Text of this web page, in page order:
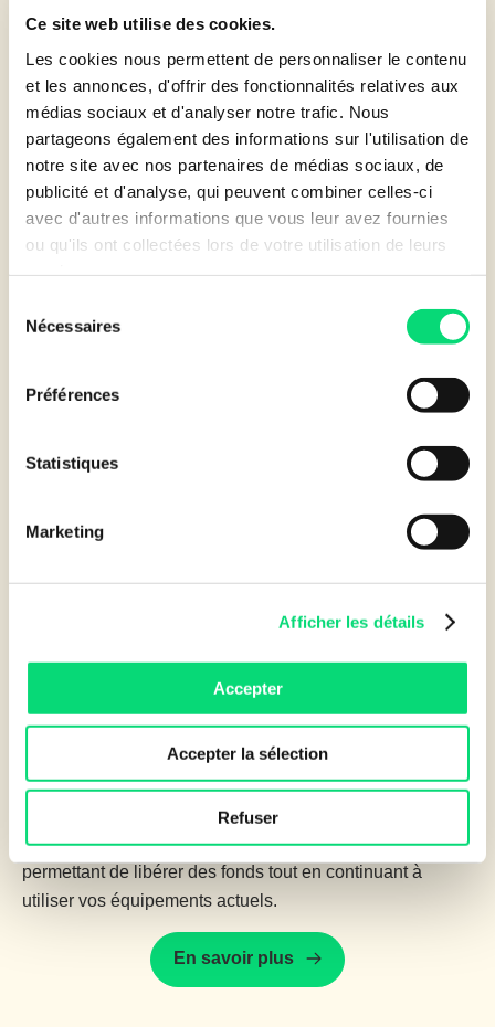
Ce site web utilise des cookies.
Les cookies nous permettent de personnaliser le contenu
et les annonces, d'offrir des fonctionnalités relatives aux
médias sociaux et d'analyser notre trafic. Nous
partageons également des informations sur l'utilisation de
notre site avec nos partenaires de médias sociaux, de
publicité et d'analyse, qui peuvent combiner celles-ci
avec d'autres informations que vous leur avez fournies
ou qu'ils ont collectées lors de votre utilisation de leurs
Nécessaires
Préférences
Statistiques
Marketing
Afficher les détails
Accepter
Accepter la sélection
Refuser
industriels et web
Nos solutions de financement couvrentplus de 20
marchéset permettent d’acquérir les équipements
nécessaires sans investissements initiaux. Bénéficiez de
flexibilité
pour ajuster vos besoins en constante
évolution, tout en favorisant la durabilité.
En savoir plus
APPORT DE TRÉSORERIE IMMÉDIAT
Libérer des liquidités pour soutenir ma
Besoin de liquidités immédiates pour financer d’autres
aspects de votre entreprise ? Leasecom propose des
solutions de rachat de parc et de Leaseback, vous
permettant de libérer des fonds tout en continuant à
utiliser vos équipements actuels.
En savoir plus